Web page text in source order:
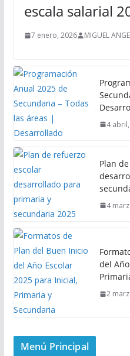
escala salarial
7 enero, 2026 MIGUEL
4
Plan
4
del
2
Menú Principal